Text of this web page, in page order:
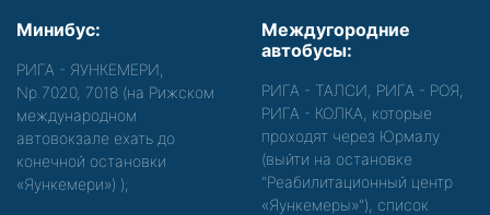
Минибус:
РИГА - ЯУНКЕМЕРИ,
Nр.7020, 7018 (на Рижском
международном
автовокзале ехать до
конечной остановки
«Яункемери») );
Междугородние
автобусы:
РИГА - ТАЛСИ, РИГА - РОЯ,
РИГА - КОЛКА, которые
проходят через Юрмалу
(выйти на остановке
"Реабилитационный центр
«Яункемеры»"), список